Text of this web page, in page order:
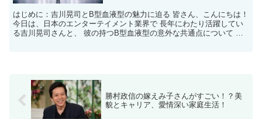
はじめに：吉川晃司とB型血液型の魅力に迫る 皆さん、こんにちは！
今日は、日本のエンターテイメント業界で 長年にわたり活躍してい
る吉川晃司さんと、 彼の持つB型血液型の意外な共通点について お
勝村政信の嫁えみ子さんがすごい！？美
貌とキャリア、愛情深い家庭生活！